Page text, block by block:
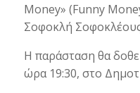
Money» (Funny
Σοφοκλή
Η παράσταση θα
ώρα 19:30, στο